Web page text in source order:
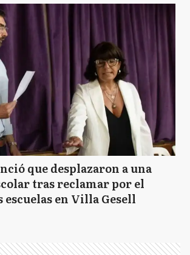
que desplazaron a una
tras reclamar por el
escuelas en Villa Gesell